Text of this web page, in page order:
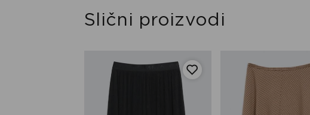
Slični proizvodi